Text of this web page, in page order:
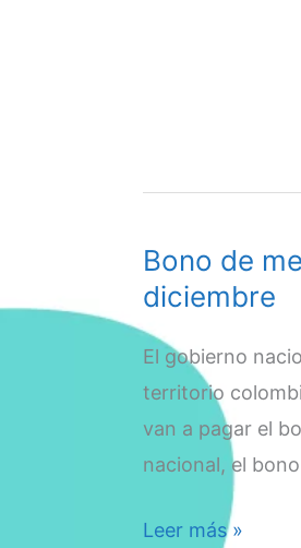
Bono de
diciembre
El gobierno
territorio
van a pagar el
nacional, el
Bono
Leer más »